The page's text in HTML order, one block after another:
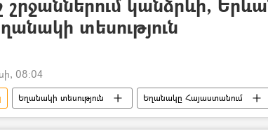
տեսություն
08:04
Եղանակի տեսություն Եղանակը Հայաստանում
Անձրև տեղումներ Երևան